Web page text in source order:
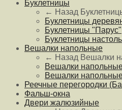
Буклетницы
← Назад
Буклетницы
Буклетницы "Парус"
Буклетницы
Вешалки напольные
← Назад Вешалки
Вешалки
Вешалки
Реечные перегородки
Фальш-окна
Двери жалюзийные